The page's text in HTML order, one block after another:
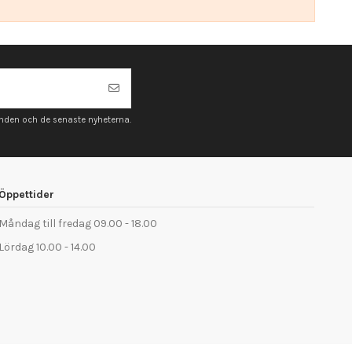
och de senaste nyheterna.
Öppettider
Måndag till fredag 09.00 - 18.00
Lördag 10.00 - 14.00